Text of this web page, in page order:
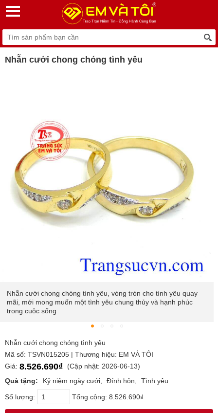
Nhẫn cưới chong chóng tình yêu
Nhẫn cưới chong chóng tình yêu, vòng tròn cho tình yêu quay
mãi, mới mong muốn một tình yêu chung thủy và hạnh phúc
trong cuộc sống
Nhẫn cưới chong chóng tình yêu
Mã số: TSVN015205 | Thương hiệu: EM VÀ TÔI
Giá: 8.526.690₫
(Cập nhật: 2026-06-13)
Quà tặng:
Kỷ niệm ngày cưới Đính hôn Tình yêu
Số lượng: Tổng cộng: 8.526.690₫